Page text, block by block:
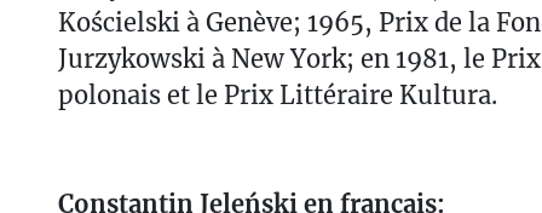
Kościelski à Genève; 1965, Prix de la
Jurzykowski à New York; en 1981, le
polonais et le Prix Littéraire Kultura.
Constantin Jeleński en français: